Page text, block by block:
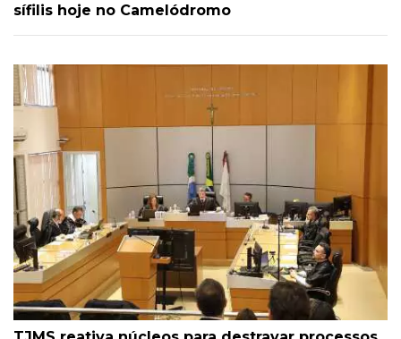
sífilis hoje no Camelódromo